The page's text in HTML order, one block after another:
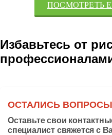
ПОСМОТРЕТЬ
Избавьтесь от
ОСТАЛИСЬ
Оставьте свои
специалист свяжется с